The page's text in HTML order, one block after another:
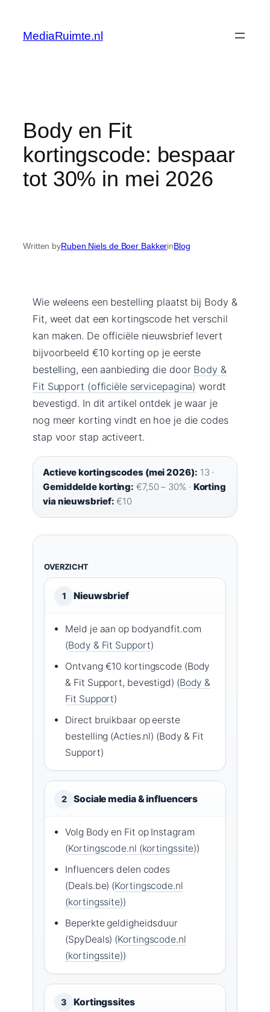
content
MediaRuimte.nl
Body en Fit
kortingscode: bespaar
tot 30% in mei 2026
Written byRuben Niels de Boer BakkerinBlog
Wie weleens een bestelling plaatst bij Body &
Fit, weet dat een kortingscode het verschil
kan maken. De officiële nieuwsbrief levert
bijvoorbeeld €10 korting op je eerste
bestelling, een aanbieding die door Body &
Fit Support (officiële servicepagina) wordt
bevestigd. In dit artikel ontdek je waar je
nog meer korting vindt en hoe je die codes
stap voor stap activeert.
Actieve kortingscodes (mei 2026): 13 ·
Gemiddelde korting: €7,50 – 30% · Korting
via nieuwsbrief: €10
OVERZICHT
1 Nieuwsbrief
Meld je aan op bodyandfit.com
(Body & Fit Support)
Ontvang €10 kortingscode (Body
& Fit Support, bevestigd) (Body &
Fit Support)
Direct bruikbaar op eerste
bestelling (Acties.nl) (Body & Fit
Support)
2 Sociale media & influencers
Volg Body en Fit op Instagram
(Kortingscode.nl (kortingssite))
Influencers delen codes
(Deals.be) (Kortingscode.nl
(kortingssite))
Beperkte geldigheidsduur
(SpyDeals) (Kortingscode.nl
(kortingssite))
3 Kortingssites